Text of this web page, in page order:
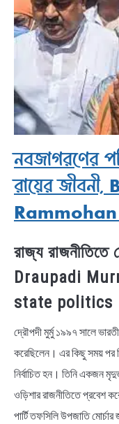
নবজাগরণের
রায়ের
রাজ্য রাজনীতিতে
Draupadi
state politics
দ্রৌপদী মুর্মু ১৯৯৭ সালে
করেছিলেন। এর কিছু সময় পর
নির্বাচিত হন। তিনি একজন
ওড়িশার রাজনীতিতে প্রবেশ
পার্টি তফসিলি উপজাতি